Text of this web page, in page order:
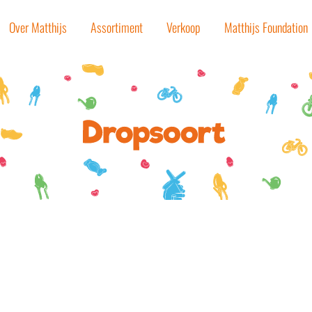
Over Matthijs Assortiment Verkoop Matthijs Foundation